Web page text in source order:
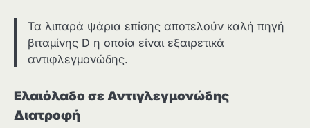
Τα λιπαρά ψάρια επίσης αποτελούν καλή πηγή
βιταμίνης D η οποία είναι εξαιρετικά
αντιφλεγμονώδης.
Ελαιόλαδο σε Αντιγλεγμονώδης
Διατροφή